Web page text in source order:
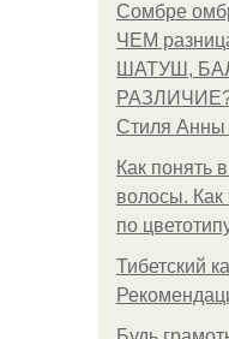
Сомбре
ЧЕМ
ШАТУШ,
Стиля Анны
Как понять
волосы. Как
по
Тибетский